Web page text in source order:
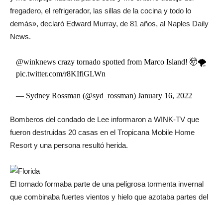
fregadero, el refrigerador, las sillas de la cocina y todo lo
demás», declaró Edward Murray, de 81 años, al Naples Daily
News.
@winknews crazy tornado spotted from Marco Island! 🤯🌪
pic.twitter.com/r8KIfiGLWn
— Sydney Rossman (@syd_rossman)January 16, 2022
Bomberos del condado de Lee informaron a WINK-TV que
fueron destruidas 20 casas en el Tropicana Mobile Home
Resort y una persona resultó herida.
El tornado formaba parte de una peligrosa tormenta invernal
que combinaba fuertes vientos y hielo que azotaba partes del